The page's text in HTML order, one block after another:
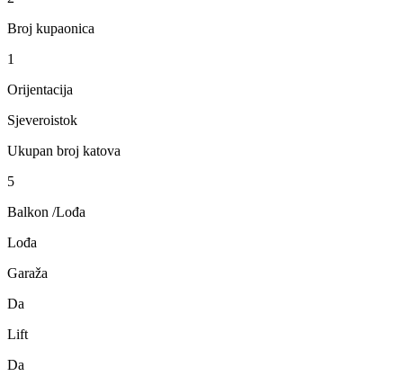
Broj kupaonica
1
Orijentacija
Sjeveroistok
Ukupan broj katova
5
Balkon /Lođa
Lođa
Garaža
Da
Lift
Da